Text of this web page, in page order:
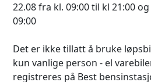
22.08 fra kl. 09:00 til kl 21:00
09:00
Det er ikke tillatt å bruke
kun vanlige person - el
registreres på Best